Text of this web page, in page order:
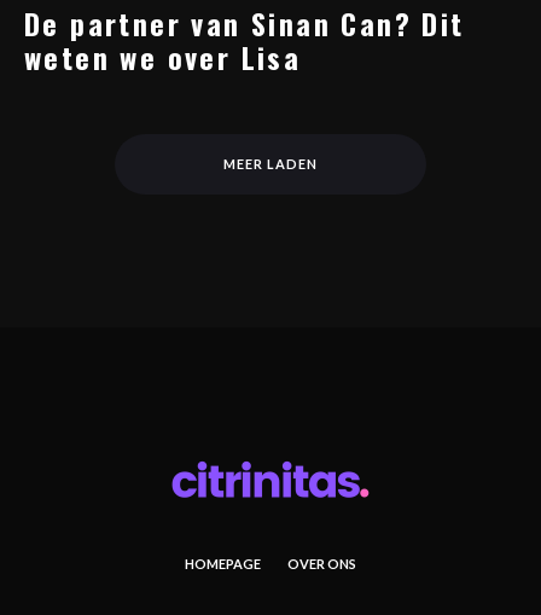
De partner van Sinan Can? Dit
weten we over Lisa
MEER LADEN
HOMEPAGE OVER ONS